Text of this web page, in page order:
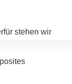
stehen wir